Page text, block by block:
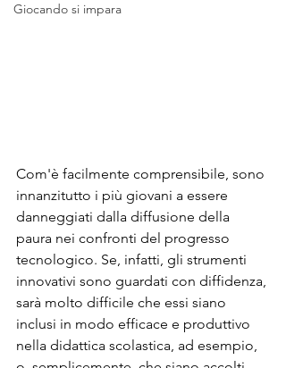
Giocando si impara
Com'è facilmente comprensibile, sono
innanzitutto i più giovani a essere
danneggiati dalla diffusione della
paura nei confronti del progresso
tecnologico. Se, infatti, gli strumenti
innovativi sono guardati con diffidenza,
sarà molto difficile che essi siano
inclusi in modo efficace e produttivo
nella didattica scolastica, ad esempio,